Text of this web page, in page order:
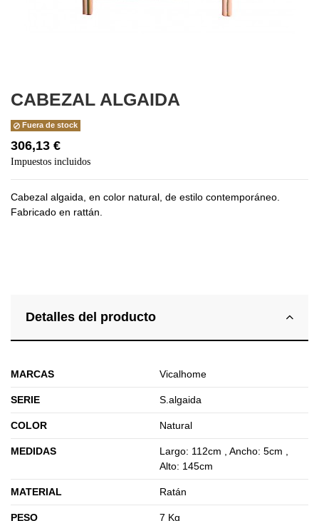
CABEZAL ALGAIDA
Fuera de stock
306,13 €
Impuestos incluidos
Cabezal algaida, en color natural, de estilo contemporáneo.
Fabricado en rattán.
Detalles del producto
MARCAS Vicalhome
SERIE S.algaida
COLOR Natural
MEDIDAS
Largo: 112cm , Ancho: 5cm ,
Alto: 145cm
MATERIAL Ratán
PESO 7 Kg